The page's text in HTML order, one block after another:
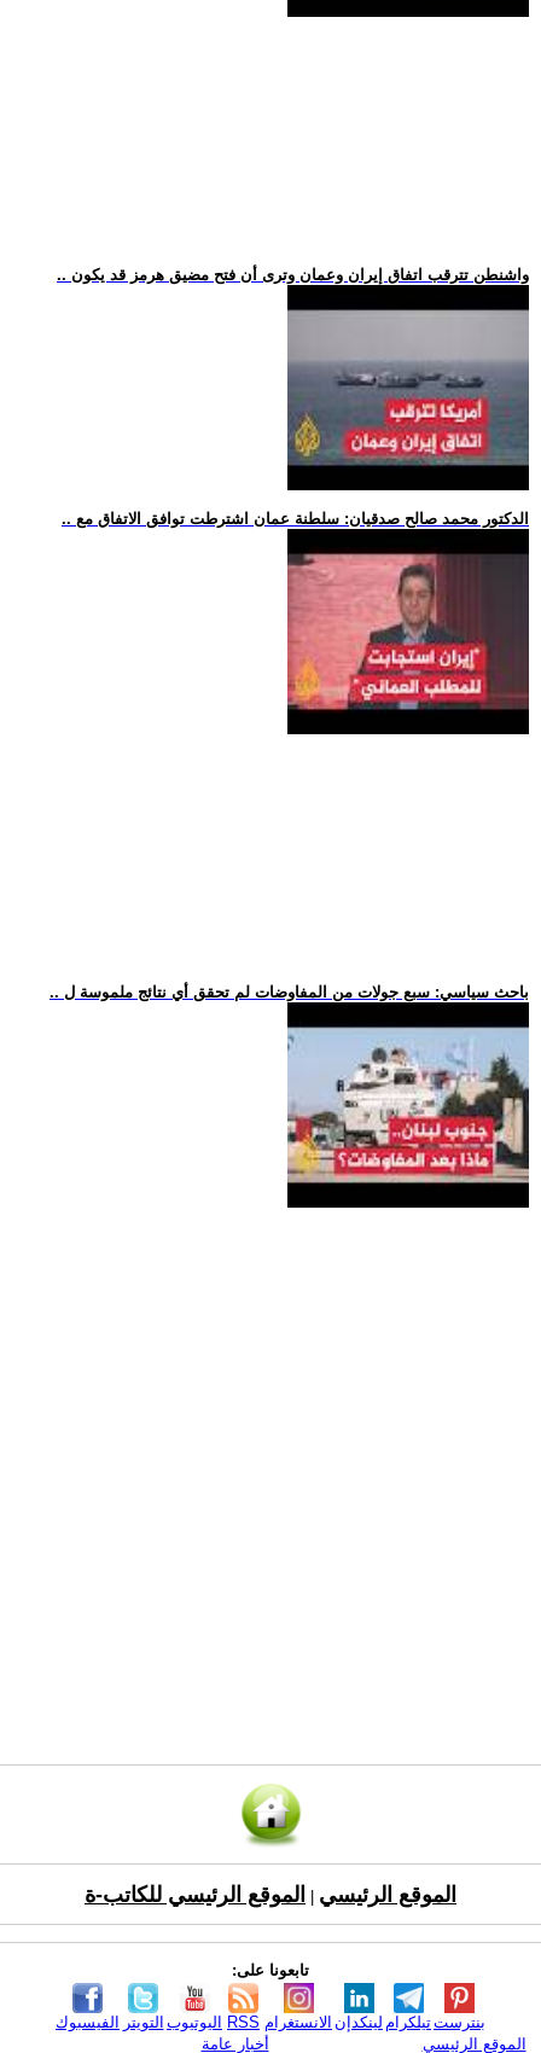
.. واشنطن تترقب اتفاق إيران وعمان وترى أن فتح مضيق هرمز قد يكون
.. الدكتور محمد صالح صدقيان: سلطنة عمان اشترطت توافق الاتفاق مع
.. باحث سياسي: سبع جولات من المفاوضات لم تحقق أي نتائج ملموسة ل
الموقع الرئيسي الموقع الرئيسي للكاتب-ة
تابعونا على:
الفيسبوك التويتر اليوتيوب RSS الانستغرام لينكدإن تيلكرامبنترست
الموقع الرئيسي
أخبار عامة